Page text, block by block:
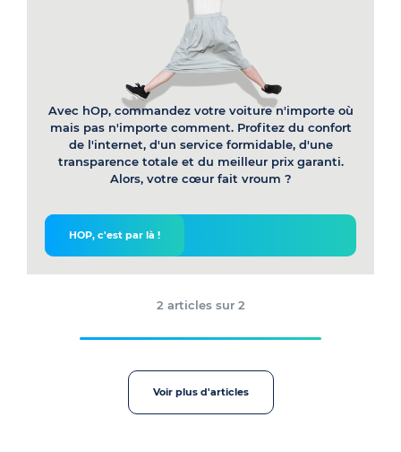
Avec hOp, commandez votre voiture n'importe où
mais pas n'importe comment. Profitez du confort
de l'internet, d'un service formidable, d'une
transparence totale et du meilleur prix garanti.
Alors, votre cœur fait vroum ?
HOP, c'est par là !
2 articles sur 2
Voir plus d'articles